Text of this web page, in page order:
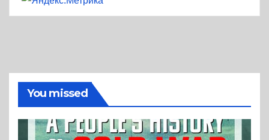
You missed